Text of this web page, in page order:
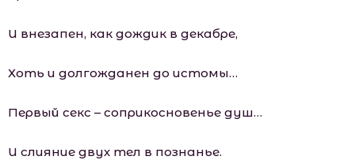
И внезапен, как дождик в декабре,
Хоть и долгожданен до истомы…
Первый секс – соприкосновенье душ…
И слияние двух тел в познанье.